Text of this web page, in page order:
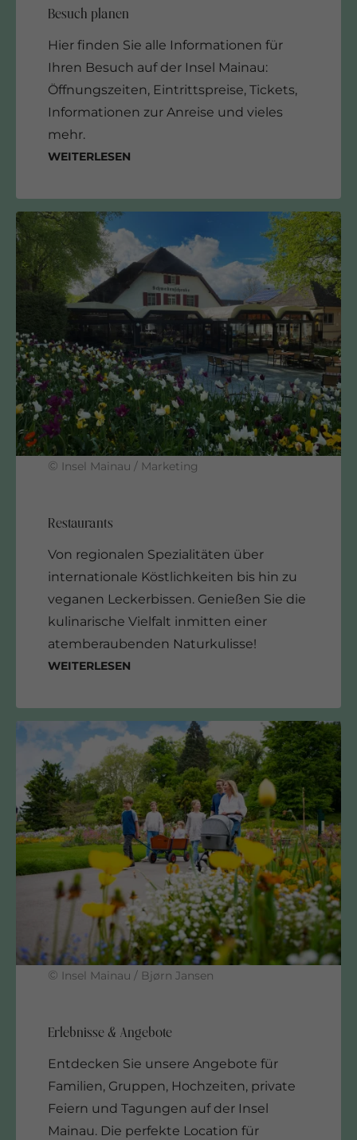
Hier finden Sie alle Informationen für
Ihren Besuch auf der Insel Mainau:
Öffnungszeiten, Eintrittspreise, Tickets,
Informationen zur Anreise und vieles
mehr.
Weiterlesen
© Insel Mainau / Marketing
Von regionalen Spezialitäten über
internationale Köstlichkeiten bis hin zu
veganen Leckerbissen. Genießen Sie die
kulinarische Vielfalt inmitten einer
atemberaubenden Naturkulisse!
Weiterlesen
© Insel Mainau / Bjørn Jansen
Entdecken Sie unsere Angebote für
Familien, Gruppen, Hochzeiten, private
Feiern und Tagungen auf der Insel
Mainau. Die perfekte Location für